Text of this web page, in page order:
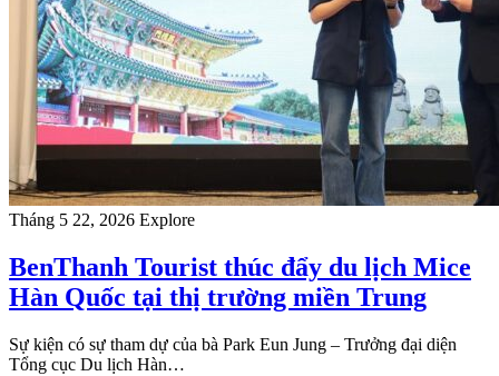
Tháng 5 22, 2026 Explore
BenThanh Tourist thúc đẩy du lịch Mice
Hàn Quốc tại thị trường miền Trung
Sự kiện có sự tham dự của bà Park Eun Jung – Trưởng đại diện
Tổng cục Du lịch Hàn…